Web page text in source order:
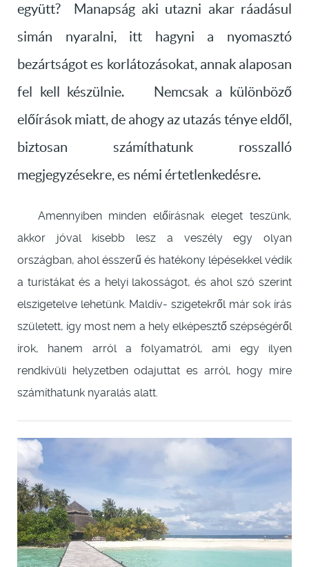
együtt? Manapság aki utazni akar ráadásul
simán nyaralni, itt hagyni a nyomasztó
bezártságot es korlátozásokat, annak alaposan
fel kell készülnie. Nemcsak a különböző
előírások miatt, de ahogy az utazás ténye eldől,
biztosan számíthatunk rosszalló
megjegyzésekre, es némi értetlenkedésre.
Amennyiben minden előírásnak eleget teszünk,
akkor jóval kisebb lesz a veszély egy olyan
országban, ahol ésszerű és hatékony lépésekkel védik
a turistákat és a helyi lakosságot, és ahol szó szerint
elszigetelve lehetünk. Maldív- szigetekről már sok írás
született, így most nem a hely elképesztő szépségéről
írok, hanem arról a folyamatról, ami egy ilyen
rendkívüli helyzetben odajuttat es arról, hogy mire
számíthatunk nyaralás alatt.